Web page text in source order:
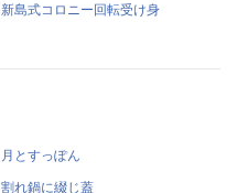
新島式コロニー回転受け身
月とすっぽん
割れ鍋に綴じ蓋